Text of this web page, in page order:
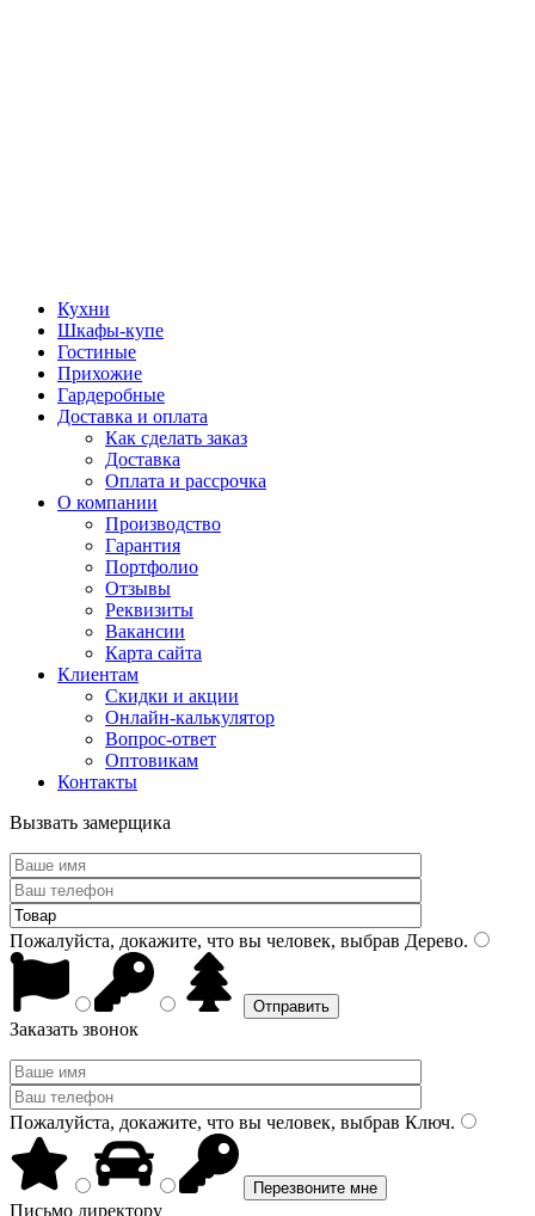
Кухни
Шкафы-купе
Гостиные
Прихожие
Гардеробные
Доставка и оплата
Как сделать заказ
Доставка
Оплата и рассрочка
О компании
Производство
Гарантия
Портфолио
Отзывы
Реквизиты
Вакансии
Карта сайта
Клиентам
Скидки и акции
Онлайн-калькулятор
Вопрос-ответ
Оптовикам
Контакты
Вызвать замерщика
Пожалуйста, докажите, что вы человек, выбрав Дерево.
Заказать звонок
Пожалуйста, докажите, что вы человек, выбрав Ключ.
Письмо директору